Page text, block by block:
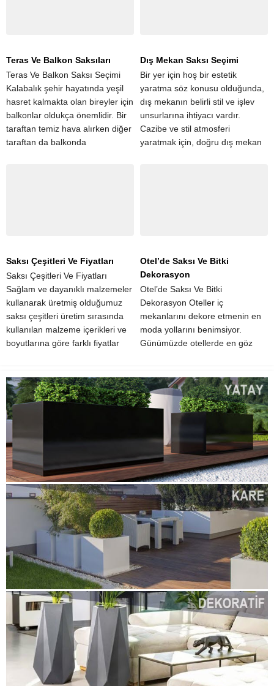
Teras Ve Balkon Saksıları
Teras Ve Balkon Saksı Seçimi
Kalabalık şehir hayatında yeşil
hasret kalmakta olan bireyler için
balkonlar oldukça önemlidir. Bir
taraftan temiz hava alırken diğer
taraftan da balkonda
Dış Mekan Saksı Seçimi
Bir yer için hoş bir estetik
yaratma söz konusu olduğunda,
dış mekanın belirli stil ve işlev
unsurlarına ihtiyacı vardır.
Cazibe ve stil atmosferi
yaratmak için, doğru dış mekan
Saksı Çeşitleri Ve Fiyatları
Saksı Çeşitleri Ve Fiyatları
Sağlam ve dayanıklı malzemeler
kullanarak üretmiş olduğumuz
saksı çeşitleri üretim sırasında
kullanılan malzeme içerikleri ve
boyutlarına göre farklı fiyatlar
ile birlikte elde edilmiş olan
saksı...
Otel’de Saksı Ve Bitki
Dekorasyon
Otel’de Saksı Ve Bitki
Dekorasyon Oteller iç
mekanlarını dekore etmenin en
moda yollarını benimsiyor.
Günümüzde otellerde en göz
görmek yeni değil. Yaratıcı
dekorasyon bir zorunluluk haline
geldi ve ‘ilginç...